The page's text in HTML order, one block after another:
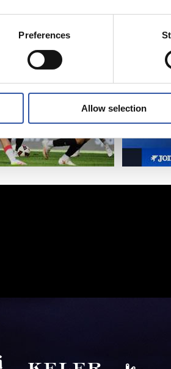
Preferences
Allow selection
de alto En